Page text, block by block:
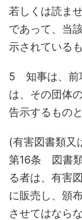
若しくは読ま
であって、当
示されている
5 知事は、前
は、その団体
告示するものと
(有害図書類又
第16条 図書
る者は、有害
に販売し、頒
させてはならな